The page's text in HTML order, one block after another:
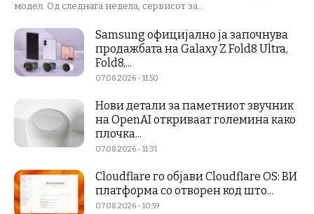
модел. Од следната недела, сервисот за...
Samsung официјално ја започнува
продажбата на Galaxy Z Fold8 Ultra,
Fold8,...
07.08.2026 - 11:50
Нови детали за паметниот звучник
на OpenAI откриваат големина како
плочка...
07.08.2026 - 11:31
Cloudflare го објави Cloudflare OS: ВИ
платформа со отворен код што...
07.08.2026 - 10:59